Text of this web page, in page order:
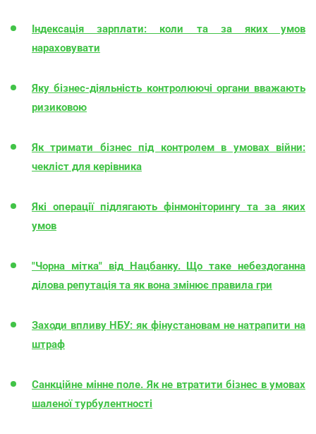
Індексація зарплати: коли та за яких умов
нараховувати
Яку бізнес-діяльність контролюючі органи вважають
ризиковою
Як тримати бізнес під контролем в умовах війни:
чекліст для керівника
Які операції підлягають фінмоніторингу та за яких
умов
"Чорна мітка" від Нацбанку. Що таке небездоганна
ділова репутація та як вона змінює правила гри
Заходи впливу НБУ: як фінустановам не натрапити на
штраф
Санкційне мінне поле. Як не втратити бізнес в умовах
шаленої турбулентності